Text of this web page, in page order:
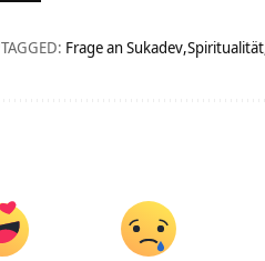
TAGGED: Frage an Sukadev Spiritualität